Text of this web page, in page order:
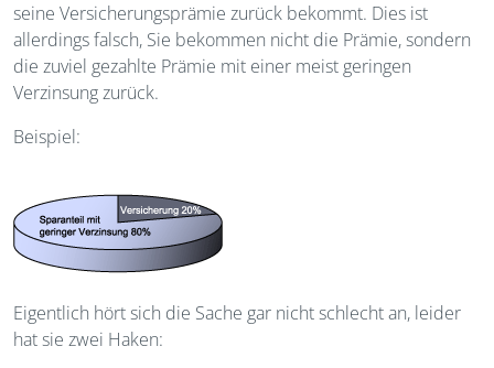
seine Versicherungsprämie zurück bekommt. Dies ist
allerdings falsch, Sie bekommen nicht die Prämie, sondern
die zuviel gezahlte Prämie mit einer meist geringen
Verzinsung zurück.
Beispiel:
Eigentlich hört sich die Sache gar nicht schlecht an, leider
hat sie zwei Haken: